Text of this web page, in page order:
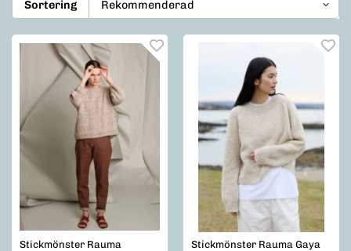
Sortering
Stickmönster Rauma
Stickmönster Rauma Gaya